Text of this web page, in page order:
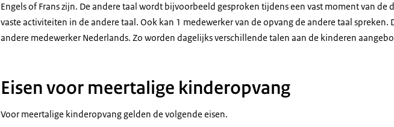
Engels of Frans zijn. De andere taal wordt bijvoorbeeld gesproken tijdens een vast moment van de
vaste activiteiten in de andere taal. Ook kan 1 medewerker van de opvang de andere taal spreken.
andere medewerker Nederlands. Zo worden dagelijks verschillende talen aan de kinderen
Eisen voor meertalige kinderopvang
Voor meertalige kinderopvang gelden de volgende eisen.